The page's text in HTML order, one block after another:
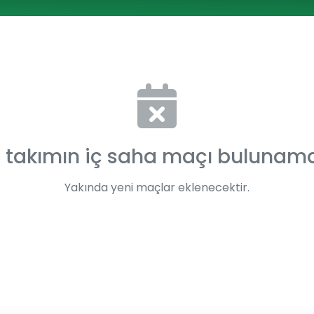
takımın iç saha maçı
Yakında yeni maçlar eklenecektir.